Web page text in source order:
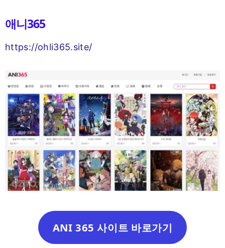
애니365
https://ohli365.site/
ANI 365 사이트 바로가기